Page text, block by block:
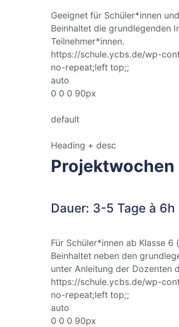
Geeignet für Schüler*innen
Beinhaltet die grundlegenden
Teilnehmer*innen.
https://schule.ycbs.de/wp-
no-repeat;left top;;
auto
0 0 0 90px
default
Heading + desc
Projektwochen
Dauer: 3-5 Tage à 6h
Für Schüler*innen ab Klasse
Beinhaltet neben den
unter Anleitung der Dozenten
https://schule.ycbs.de/wp-
no-repeat;left top;;
auto
0 0 0 90px